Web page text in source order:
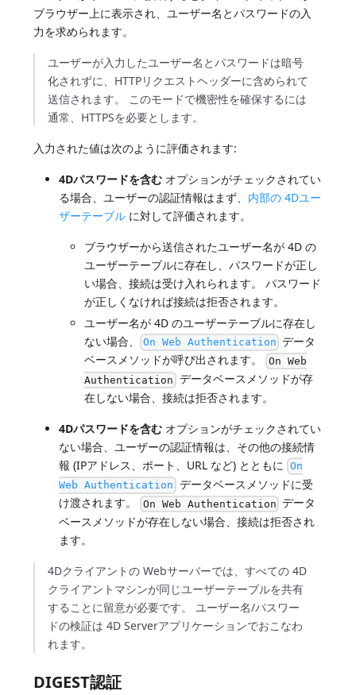
ブラウザー上に表示され、ユーザー名とパスワードの入
力を求められます。
ユーザーが入力したユーザー名とパスワードは暗号
化されずに、HTTPリクエストヘッダーに含められて
送信されます。 このモードで機密性を確保するには
通常、HTTPSを必要とします。
入力された値は次のように評価されます:
4Dパスワードを含む オプションがチェックされてい
る場合、ユーザーの認証情報はまず、 内部の 4Dユー
ザーテーブル に対して評価されます。
ブラウザーから送信されたユーザー名が 4D の
ユーザーテーブルに存在し、パスワードが正し
い場合、接続は受け入れられます。 パスワード
が正しくなければ接続は拒否されます。
ユーザー名が 4D のユーザーテーブルに存在し
ない場合、 On Web Authentication データ
ベースメソッドが呼び出されます。 On Web
Authentication データベースメソッドが存
在しない場合、接続は拒否されます。
4Dパスワードを含む オプションがチェックされてい
ない場合、ユーザーの認証情報は、その他の接続情
報 (IPアドレス、ポート、URL など) とともに On
Web Authentication データベースメソッドに受
け渡されます。 On Web Authentication データ
ベースメソッドが存在しない場合、接続は拒否され
ます。
4Dクライアントの Webサーバーでは、すべての 4D
クライアントマシンが同じユーザーテーブルを共有
することに留意が必要です。 ユーザー名/パスワー
ドの検証は 4D Serverアプリケーションでおこなわ
れます。
DIGEST認証